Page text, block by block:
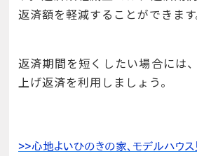
返済額を軽減することができます
返済期間を短くしたい場合には
上げ返済を利用しましょう。